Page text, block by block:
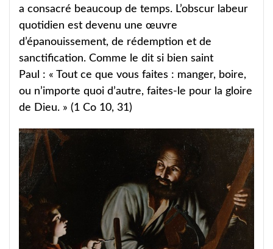
a consacré beaucoup de temps. L’obscur labeur
quotidien est devenu une œuvre
d’épanouissement, de rédemption et de
sanctification. Comme le dit si bien saint
Paul : « Tout ce que vous faites : manger, boire,
ou n’importe quoi d’autre, faites-le pour la gloire
de Dieu. » (1 Co 10, 31)